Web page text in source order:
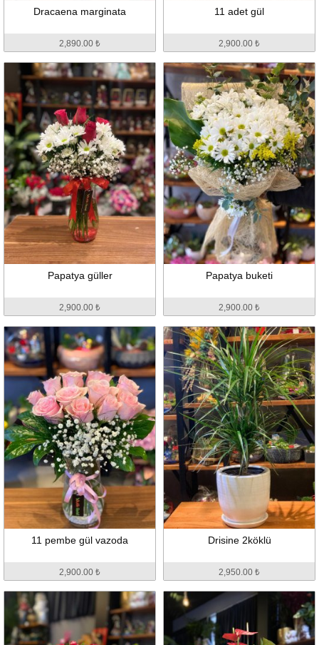
Dracaena marginata
2,890.00 ₺
11 adet gül
2,900.00 ₺
Papatya güller
2,900.00 ₺
Papatya buketi
2,900.00 ₺
11 pembe gül vazoda
2,900.00 ₺
Drisine 2köklü
2,950.00 ₺